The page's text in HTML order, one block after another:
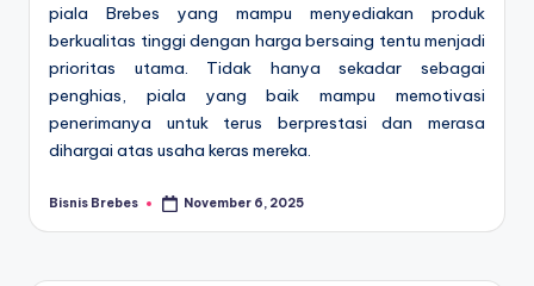
piala Brebes yang mampu menyediakan produk
berkualitas tinggi dengan harga bersaing tentu menjadi
prioritas utama. Tidak hanya sekadar sebagai
penghias, piala yang baik mampu memotivasi
penerimanya untuk terus berprestasi dan merasa
dihargai atas usaha keras mereka.
Posted
Bisnis Brebes November 6, 2025